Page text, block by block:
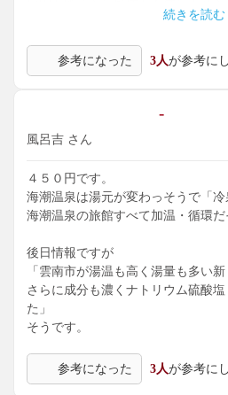
庭園を眺められ風情をも感じさせ
れる人は一度宿に電話し現在の温
いだろう。私も年内には久しぶりに
であり海潮温泉である。
続きを読む
参考になった 3人が参考に
-
風呂吉 さん
４５０円です。
海潮温泉は湯元が変わっそうで「冷
海潮温泉の旅館すべて加温・循環だ
後日情報ですが
「雲南市が湯温も高く湯量も多い
さらに成分も濃くナトリウム硫酸
た」
そうです。
参考になった 3人が参考に